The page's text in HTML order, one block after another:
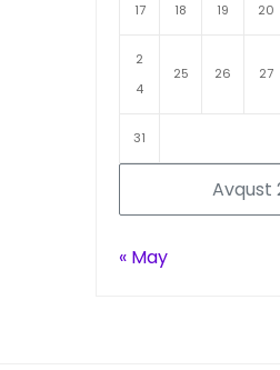
Avqust
17 18 19 20
2
4
25 26 27
31
« May